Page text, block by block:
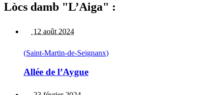
Lòcs damb "L’Aiga" :
12 août 2024
(Saint-Martin-de-Seignanx)
Allée de l’Aygue